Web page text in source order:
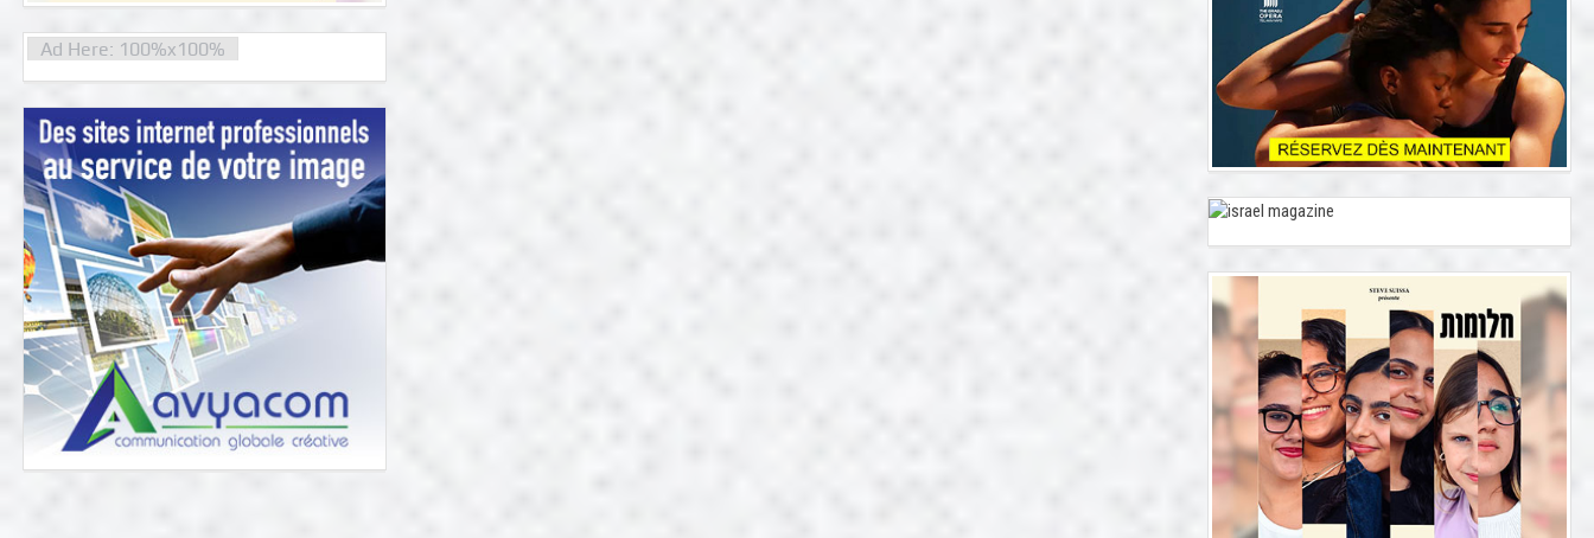
Ad Here: 100%x100%